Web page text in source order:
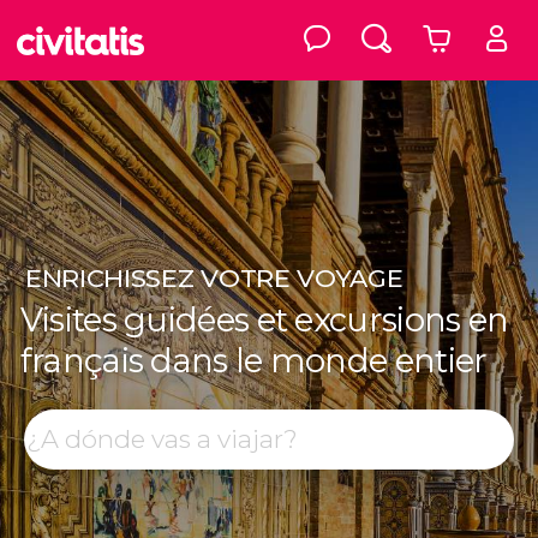
ENRICHISSEZVOTRE VOYAGE
Visites guidées et excursions en
français dans le monde entier
Rechercher
Top destinations